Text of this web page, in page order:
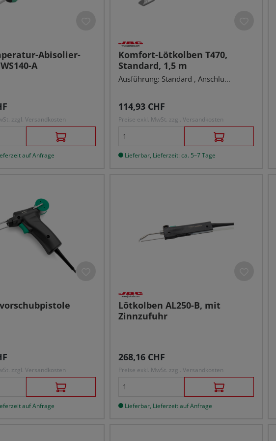
Abisolier-
A
zzgl. Versandkosten
auf Anfrage
Komfort-Lötkolben T470,
Standard, 1,5 m
Ausführung: Standard , Anschlu...
Regulärer Preis:
114,93 CHF
Preise exkl. MwSt. zzgl. Versandkosten
Lieferbar, Lieferzeit: ca. 5–7 Tage
zzgl. Versandkosten
auf Anfrage
Lötkolben AL250-B, mit
Zinnzufuhr
Regulärer Preis:
268,16 CHF
Preise exkl. MwSt. zzgl. Versandkosten
Lieferbar, Lieferzeit auf Anfrage